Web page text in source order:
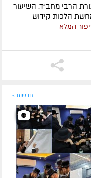
הרבי מחב"ד. השיעור
הלכות קידוש
המלא
חדשות »